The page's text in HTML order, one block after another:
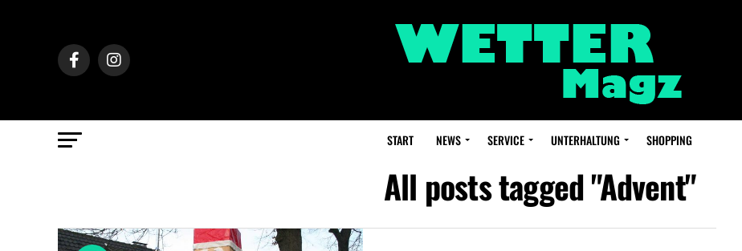
START NEWS SERVICE UNTERHALTUNG SHOPPING
All posts tagged "Advent"